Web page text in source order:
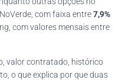
com faixa entre7,9%
com valores mensais entre
valor contratado, histórico
o que explica por que duas